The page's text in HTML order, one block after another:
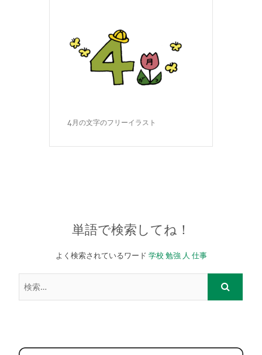
4月の文字のフリーイラスト
単語で検索してね！
よく検索されているワード 学校 勉強 人 仕事